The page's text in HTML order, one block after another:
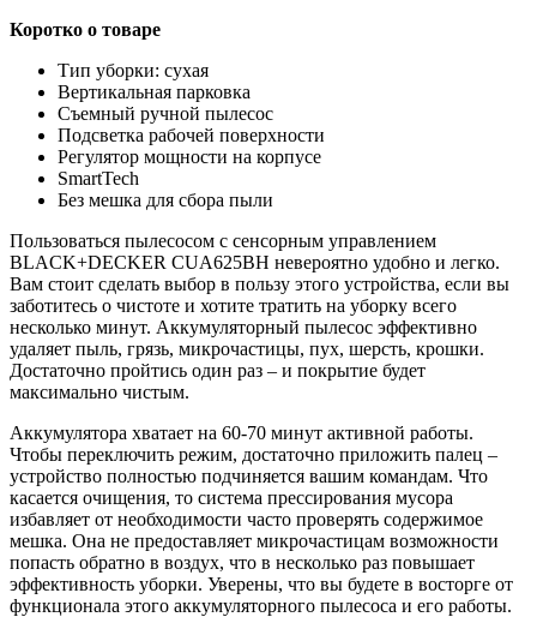
Коротко о товаре
Тип уборки: сухая
Вертикальная парковка
Съемный ручной пылесос
Подсветка рабочей поверхности
Регулятор мощности на корпусе
SmartTech
Без мешка для сбора пыли
Пользоваться пылесосом с сенсорным управлением
BLACK+DECKER CUA625BH невероятно удобно и легко.
Вам стоит сделать выбор в пользу этого устройства, если вы
заботитесь о чистоте и хотите тратить на уборку всего
несколько минут. Аккумуляторный пылесос эффективно
удаляет пыль, грязь, микрочастицы, пух, шерсть, крошки.
Достаточно пройтись один раз – и покрытие будет
максимально чистым.
Аккумулятора хватает на 60-70 минут активной работы.
Чтобы переключить режим, достаточно приложить палец –
устройство полностью подчиняется вашим командам. Что
касается очищения, то система прессирования мусора
избавляет от необходимости часто проверять содержимое
мешка. Она не предоставляет микрочастицам возможности
попасть обратно в воздух, что в несколько раз повышает
эффективность уборки. Уверены, что вы будете в восторге от
функционала этого аккумуляторного пылесоса и его работы.